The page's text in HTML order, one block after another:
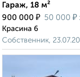
Гараж, 18 м²
900 000 ₽ 50 000 ₽
Красина 6
Собственник,